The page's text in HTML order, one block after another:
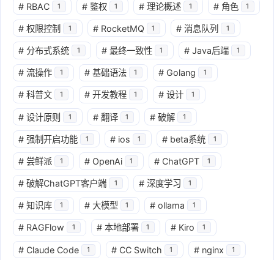
# RBAC 1 # 鉴权 1 # 理论概述 1 # 角色 1
# 权限控制 1 # RocketMQ 1 # 消息队列 1
# 分布式系统 1 # 最终一致性 1 # Java后端 1
# 流操作 1 # 基础语法 1 # Golang 1
# 科普文 1 # 开发教程 1 # 设计 1
# 设计原则 1 # 翻译 1 # 破解 1
# 强制开启功能 1 # ios 1 # beta系统 1
# 尝鲜派 1 # OpenAi 1 # ChatGPT 1
# 破解ChatGPT客户端 1 # 深度学习 1
# 知识库 1 # 大模型 1 # ollama 1
# RAGFlow 1 # 本地部署 1 # Kiro 1
# Claude Code 1 # CC Switch 1 # nginx 1